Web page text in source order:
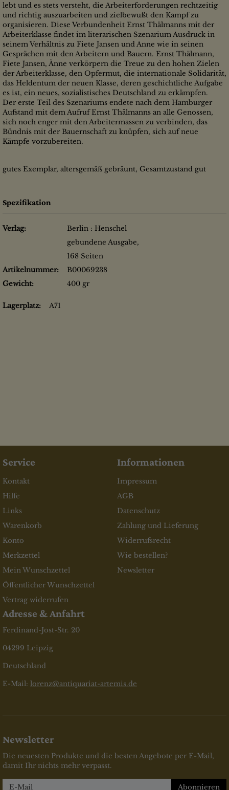
lebt und es stets versteht, die Arbeiterforderungen rechtzeitig
und richtig auszuarbeiten und zielbewußt den Kampf zu
organisieren. Diese Verbundenheit Ernst Thälmanns mit der
Arbeiterklasse findet im literarischen Szenarium Ausdruck in
seinem Verhältnis zu Fiete Jansen und Anne wie in seinen
Gesprächen mit den Arbeitern und Bauern. Ernst Thälmann,
Fiete Jansen, Änne verkörpern die Treue zu den hohen Zielen
der Arbeiterklasse, den Opfermut, die internationale Solidarität,
das Heldentum der neuen Klasse, deren geschichtliche Aufgabe
es ist, ein neues, sozialistisches Deutschland zu erkämpfen.
Der erste Teil des Szenariums endete nach dem Hamburger
Aufstand mit dem Aufruf Ernst Thälmanns an alle Genossen,
sich noch enger mit den Arbeitermassen zu verbinden, das
Bündnis mit der Bauernschaft zu knüpfen, sich auf neue
Kämpfe vorzubereiten.
gutes Exemplar, altersgemäß gebräunt, Gesamtzustand gut
Spezifikation
Verlag:
Berlin : Henschel
gebundene Ausgabe,
168 Seiten
Artikelnummer:
B00069238
Gewicht:
400 gr
Lagerplatz: A71
Service
Kontakt
Hilfe
Links
Warenkorb
Konto
Merkzettel
Mein Wunschzettel
Öffentlicher Wunschzettel
Vertrag widerrufen
Informationen
Impressum
AGB
Datenschutz
Zahlung und Lieferung
Widerrufsrecht
Wie bestellen?
Newsletter
Adresse & Anfahrt
Ferdinand-Jost-Str. 20
04299 Leipzig
Deutschland
E-Mail: lorenz@antiquariat-artemis.de
Newsletter
Die neuesten Produkte und die besten Angebote per E-Mail,
damit Ihr nichts mehr verpasst.
Newsletter
Abonnieren